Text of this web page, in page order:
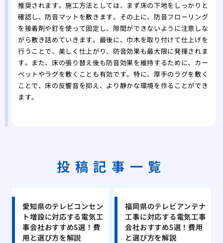
推奨されます。施工方法としては、まず床の下地をしっかりと
確認し、防音マットを敷きます。その上に、防音フローリング
を接着剤や釘を使って固定し、隙間ができないように注意しな
がら敷き詰めていきます。最後に、巾木を取り付けて仕上げを
行うことで、美しく仕上がり、防音効果も最大限に発揮されま
す。また、床の張り替え後も防音効果を維持するために、カー
ペットやラグを敷くことも有効です。特に、厚手のラグを敷く
ことで、床の反響音を抑え、より静かな環境を作ることができ
ます。
投稿記事一覧
愛知県のテレビコンセン
ト増設に対応する電気工
事会社おすすめ5選！費
用と選び方を解説
福岡県のテレビアンテナ
工事に対応する電気工事
会社おすすめ5選！費用
と選び方を解説